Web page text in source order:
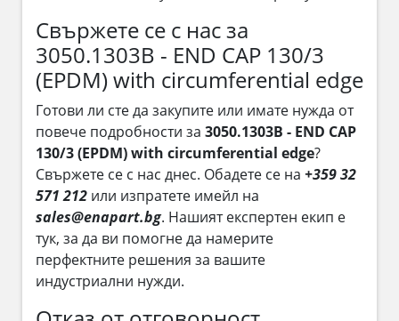
Свържете се с нас за
3050.1303B - END CAP 130/3
(EPDM) with circumferential edge
Готови ли сте да закупите или имате нужда от
повече подробности за 3050.1303B - END CAP
130/3 (EPDM) with circumferential edge?
Свържете се с нас днес. Обадете се на +359 32
571 212 или изпратете имейл на
sales@enapart.bg. Нашият експертен екип е
тук, за да ви помогне да намерите
перфектните решения за вашите
индустриални нужди.